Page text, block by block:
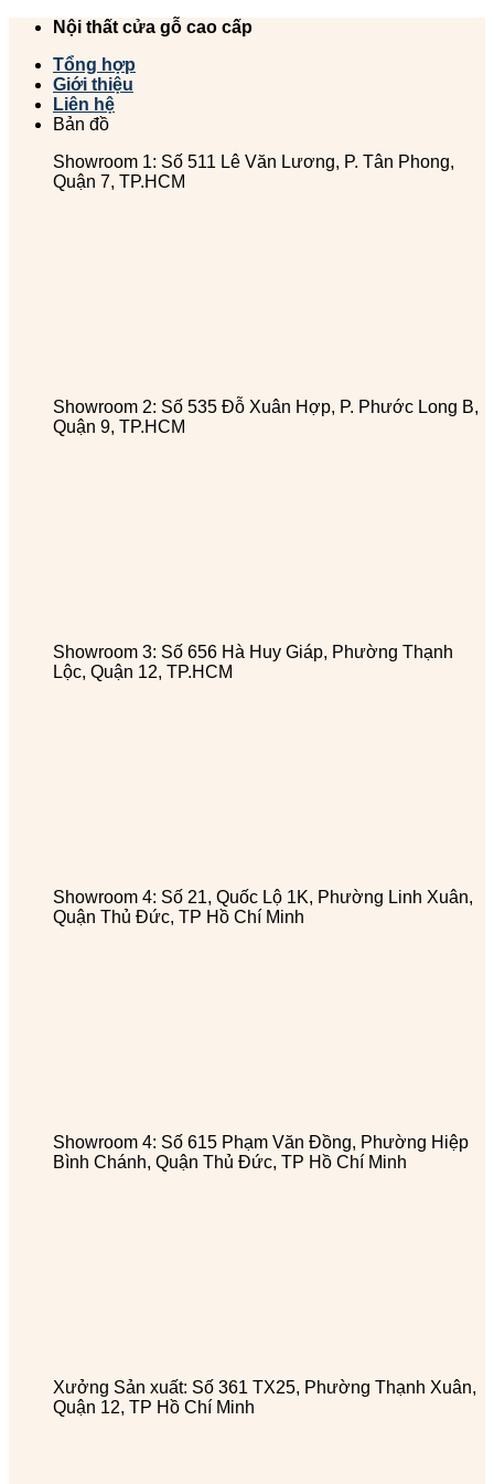
Chuyển
dung
Nội thất cửa gỗ cao cấp
Tổng hợp
Giới thiệu
Liên hệ
Bản đồ
Showroom 1: Số 511 Lê Văn Lương, P. Tân Phong,
Quận 7, TP.HCM
Showroom 2: Số 535 Đỗ Xuân Hợp, P. Phước Long B,
Quận 9, TP.HCM
Showroom 3: Số 656 Hà Huy Giáp, Phường Thạnh
Lộc, Quận 12, TP.HCM
Showroom 4: Số 21, Quốc Lộ 1K, Phường Linh Xuân,
Quận Thủ Đức, TP Hồ Chí Minh
Showroom 4: Số 615 Phạm Văn Đồng, Phường Hiệp
Bình Chánh, Quận Thủ Đức, TP Hồ Chí Minh
Xưởng Sản xuất: Số 361 TX25, Phường Thạnh Xuân,
Quận 12, TP Hồ Chí Minh